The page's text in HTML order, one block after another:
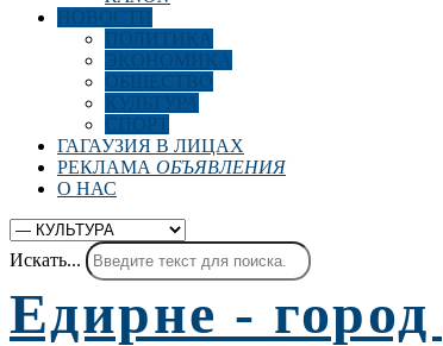
НОВОСТИ
ПОЛИТИКА
ЭКОНОМИКА
ОБЩЕСТВО
КУЛЬТУРА
СПОРТ
ГАГАУЗИЯ В ЛИЦАХ
РЕКЛАМА ОБЪЯВЛЕНИЯ
О НАС
Искать...
Едирне -